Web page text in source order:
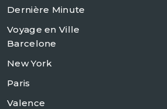
Dernière Minute
Voyage en Ville
Barcelone
New York
Paris
Valence